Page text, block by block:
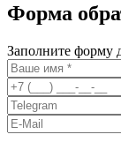
Форма
Заполните форму